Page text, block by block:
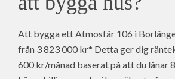
Att bygga ett Atmosfär 106 i
från 3 823 000 kr* Detta ger dig
600 kr/månad baserat på att du lånar